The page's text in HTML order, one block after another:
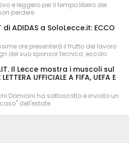
e leggero per il tempo libero dei
perdere
di ADIDAS a SoloLecce.it: ECCO
ore presenterà il frutto del lavoro
del suo sponsor tecnico: eccolo
Il Lecce mostra i muscoli sul
UFFICIALE A FIFA, UEFA E
Damiani ha sottoscritto e inviato un
dell'estate